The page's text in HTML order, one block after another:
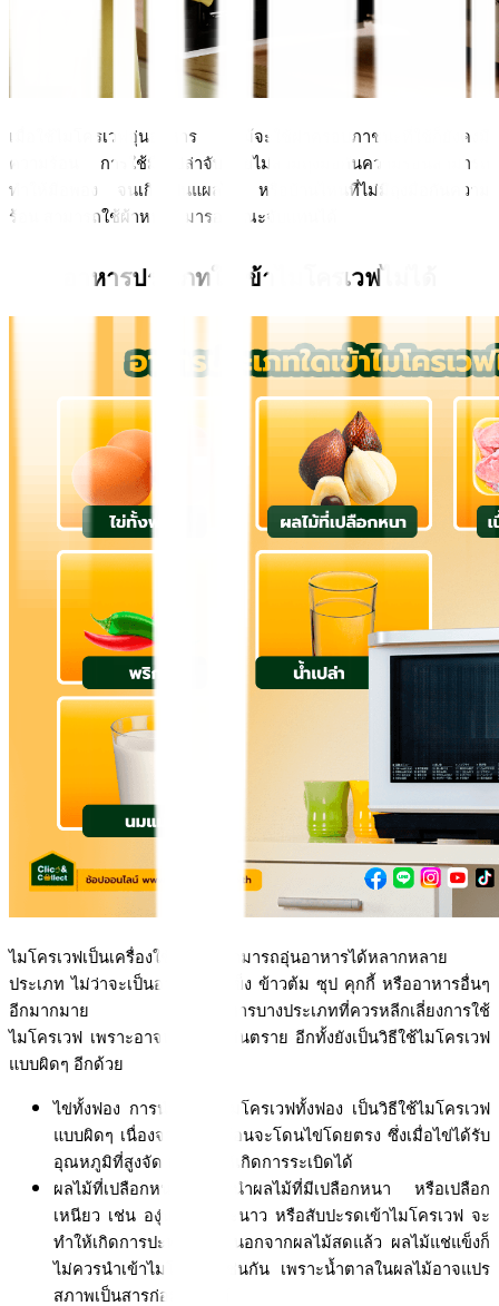
เมื่อใช้ไมโครเวฟอุ่นอาหาร แม้จะใช้ฝาครอบภาชนะที่ใช้ก็ยังคงมี
ความร้อน การใช้มือเปล่าจับโดยไม่สวมถุงมือกันความร้อนสามารถ
ทำให้มือพอง จนเกิดเป็นแผลได้ หรือบ้านไหนที่ไม่มีถุงมือกันความ
ร้อน สามารถใช้ผ้าหนาๆ มารองขณะจับแทนได้
อาหารประเภทใดเข้าไมโครเวฟไม่ได้
ไมโครเวฟเป็นเครื่องใช้ไฟฟ้าที่สามารถอุ่นอาหารได้หลากหลาย
ประเภท ไม่ว่าจะเป็นอาหารแช่แข็ง ข้าวต้ม ซุป คุกกี้ หรืออาหารอื่นๆ
อีกมากมาย แต่ก็มีอาหารบางประเภทที่ควรหลีกเลี่ยงการใช้
ไมโครเวฟ เพราะอาจทำให้เกิดอันตราย อีกทั้งยังเป็นวิธีใช้ไมโครเวฟ
แบบผิดๆ อีกด้วย
ไข่ทั้งฟอง การนำไข่เข้าไมโครเวฟทั้งฟอง เป็นวิธีใช้ไมโครเวฟ
แบบผิดๆ เนื่องจากความร้อนจะโดนไข่โดยตรง ซึ่งเมื่อไข่ได้รับ
อุณหภูมิที่สูงจัด อาจทำให้เกิดการระเบิดได้
ผลไม้ที่เปลือกหนา การนำผลไม้ที่มีเปลือกหนา หรือเปลือก
เหนียว เช่น องุ่น เงาะ มะนาว หรือสับปะรดเข้าไมโครเวฟ จะ
ทำให้เกิดการปะทุได้ง่าย นอกจากผลไม้สดแล้ว ผลไม้แช่แข็งก็
ไม่ควรนำเข้าไมโครเวฟเช่นกัน เพราะน้ำตาลในผลไม้อาจแปร
สภาพเป็นสารก่อมะเร็งได้